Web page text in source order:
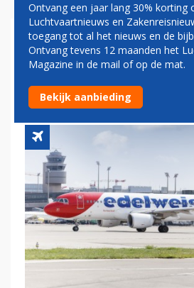
LUFTHANSA
MET VLOOT: NOG
A320NEO'S VOOR
Ontvang een jaar lang 30% korting
Luchtvaartnieuws en
toegang tot al het nieuws en de
Ontvang tevens 12 maanden het
Magazine in de mail of op de mat.
Bekijk aanbieding